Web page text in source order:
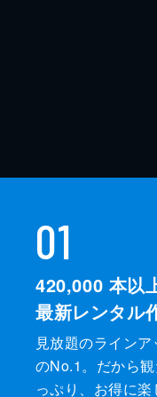
01
420,000 本以
最新レンタル
見放題のライン
のNo.1。だから
っぷり、お得に楽